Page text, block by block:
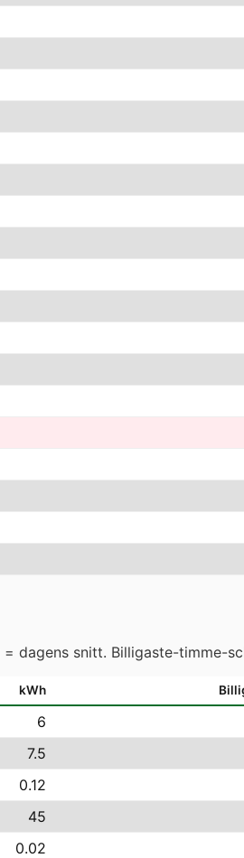
dagens snitt. Billigaste-timme-
kWh
6
7.5
0.12
45
0.02